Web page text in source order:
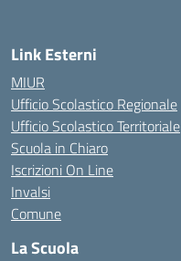
Link Esterni
MIUR
Ufficio Scolastico Regionale
Ufficio Scolastico Territoriale
Scuola in Chiaro
Iscrizioni On Line
Invalsi
Comune
La Scuola